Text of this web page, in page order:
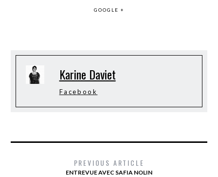
GOOGLE +
Karine Daviet
Facebook
PREVIOUS ARTICLE
ENTREVUE AVEC SAFIA NOLIN